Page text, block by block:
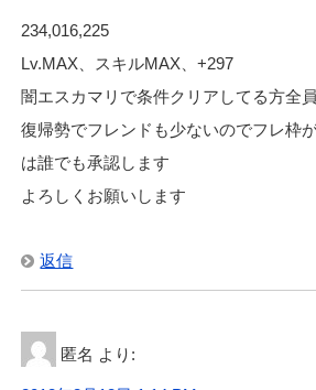
234,016,225
Lv.MAX、スキルMAX、+297
闇エスカマリで条件クリアしてる方全
復帰勢でフレンドも少ないのでフレ枠
は誰でも承認します
よろしくお願いします
返信
匿名 より: